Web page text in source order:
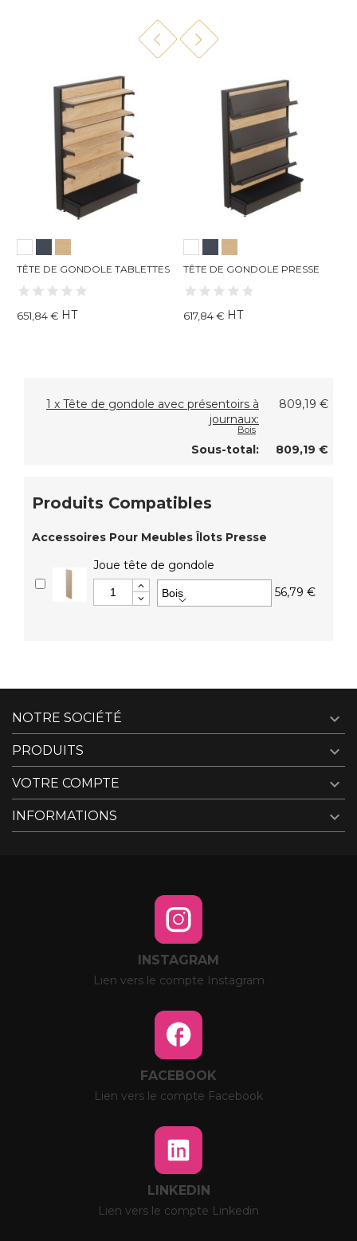
TÊTE DE GONDOLE TABLETTES
651,84 € HT
TÊTE DE GONDOLE PRESSE
617,84 € HT
1 x Tête de gondole avec présentoirs à
journaux:
Bois
809,19 €
Sous-total: 809,19 €
Produits Compatibles
Accessoires Pour Meubles Îlots Presse
Joue tête de gondole
56,79 €
NOTRE SOCIÉTÉ 
PRODUITS 
VOTRE COMPTE 
INFORMATIONS 
INSTAGRAM
Lien vers le compte Instagram
FACEBOOK
Lien vers le compte Facebook
LINKEDIN
Lien vers le compte Linkedin